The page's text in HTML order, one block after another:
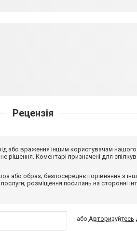
Рецензія
або враження іншим користувачам
рішення. Коментарі призначені для
або образ; безпосереднє порівняння з
розміщення посилань на сторонні
або Авторизуйтесь